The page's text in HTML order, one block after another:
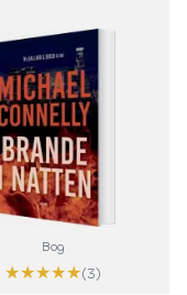
Bog
★★★★★(3)